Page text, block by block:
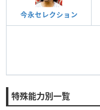
今永セレクション
特殊能力別一覧